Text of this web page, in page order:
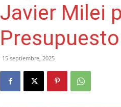
Javier Milei
15 septiembre, 2025